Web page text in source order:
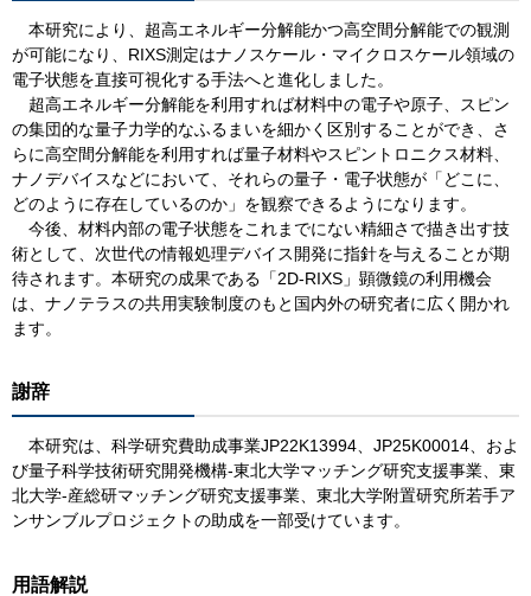
本研究により、超高エネルギー分解能かつ高空間分解能での観測
が可能になり、RIXS測定はナノスケール・マイクロスケール領域の
電子状態を直接可視化する手法へと進化しました。
超高エネルギー分解能を利用すれば材料中の電子や原子、スピン
の集団的な量子力学的なふるまいを細かく区別することができ、さ
らに高空間分解能を利用すれば量子材料やスピントロニクス材料、
ナノデバイスなどにおいて、それらの量子・電子状態が「どこに、
どのように存在しているのか」を観察できるようになります。
今後、材料内部の電子状態をこれまでにない精細さで描き出す技
術として、次世代の情報処理デバイス開発に指針を与えることが期
待されます。本研究の成果である「2D-RIXS」顕微鏡の利用機会
は、ナノテラスの共用実験制度のもと国内外の研究者に広く開かれ
ます。
謝辞
本研究は、科学研究費助成事業JP22K13994、JP25K00014、およ
び量子科学技術研究開発機構-東北大学マッチング研究支援事業、東
北大学-産総研マッチング研究支援事業、東北⼤学附置研究所若⼿ア
ンサンブルプロジェクトの助成を一部受けています。
用語解説